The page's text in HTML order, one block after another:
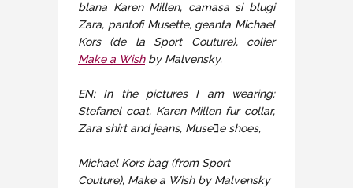
blana Karen Millen, camasa si blugi
Zara, pantofi Musette, geanta Michael
Kors (de la Sport Couture), colier
Make a Wishby Malvensky.
EN: In the pictures I am wearing:
Stefanel coat, Karen Millen fur collar,
Zara shirt and jeans, Musee shoes,
Michael Kors bag (from Sport
Couture), Make a Wishby Malvensky